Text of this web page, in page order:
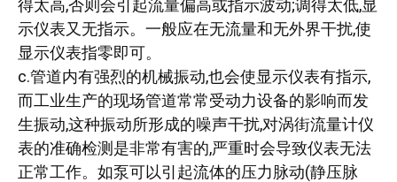
得太高,否则会引起流量偏高或指示波动;调得太低,显
示仪表又无指示。一般应在无流量和无外界干扰,使
显示仪表指零即可。
c.管道内有强烈的机械振动,也会使显示仪表有指示,
而工业生产的现场管道常常受动力设备的影响而发
生振动,这种振动所形成的噪声干扰,对涡街流量计仪
表的准确检测是非常有害的,严重时会导致仪表无法
正常工作。如泵可以引起流体的压力脉动(静压脉